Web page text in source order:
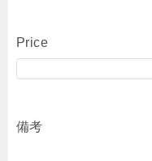
Price
備考